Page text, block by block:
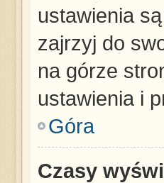
ustawienia
zajrzyj do
na górze
ustawienia i
Góra
Czasy